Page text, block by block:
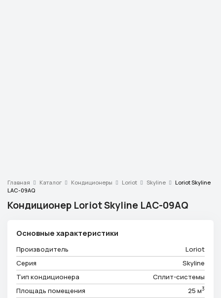
Главная Каталог Кондиционеры Loriot Skyline
Loriot Skyline
LAC-09AQ
Кондиционер Loriot Skyline LAC-09AQ
Основные характеристики
Производитель
Loriot
Серия
Skyline
Тип кондиционера
Сплит-системы
Площадь помещения
25 м3